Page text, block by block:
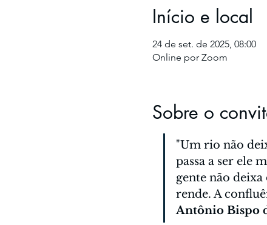
Início e local
24 de set. de 2025, 08:00
Online por Zoom
Sobre o
"Um rio não
passa a ser ele
gente não deixa
rende. A
Antônio Bispo